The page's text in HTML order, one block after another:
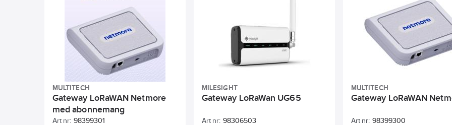
MULTITECH
Gateway LoRaWAN Netmore
med abonnemang
Art nr: 98399301
MILESIGHT
Gateway LoRaWan UG65
Art nr: 98306503
MULTITECH
Gateway LoRaWAN
Art nr: 98399300